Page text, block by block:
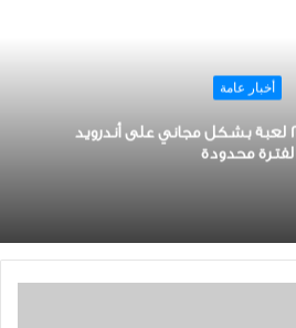
أخبار عامة
إتاحة 19 ﺗﻄﺒﻴﻖ ﻭ 24 ﻟﻌﺒﺔ بشكل مجاني على أندرويد
ﻟﻔﺘﺮﺓ ﻣﺤﺪﻭﺩﺓ